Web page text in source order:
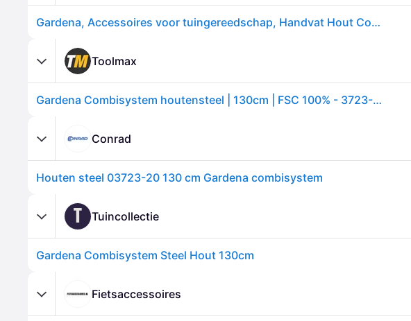
Gardena, Accessoires voor tuingereedschap, Handvat Hout Combisysteem
Toolmax
Gardena Combisystem houtensteel | 130cm | FSC 100% - 3723-20 - 3723-20
Conrad
Houten steel 03723-20 130 cm Gardena combisystem
T Tuincollectie
Gardena Combisystem Steel Hout 130cm
Fietsaccessoires